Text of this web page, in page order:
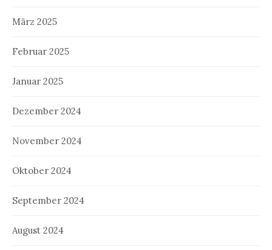
März 2025
Februar 2025
Januar 2025
Dezember 2024
November 2024
Oktober 2024
September 2024
August 2024